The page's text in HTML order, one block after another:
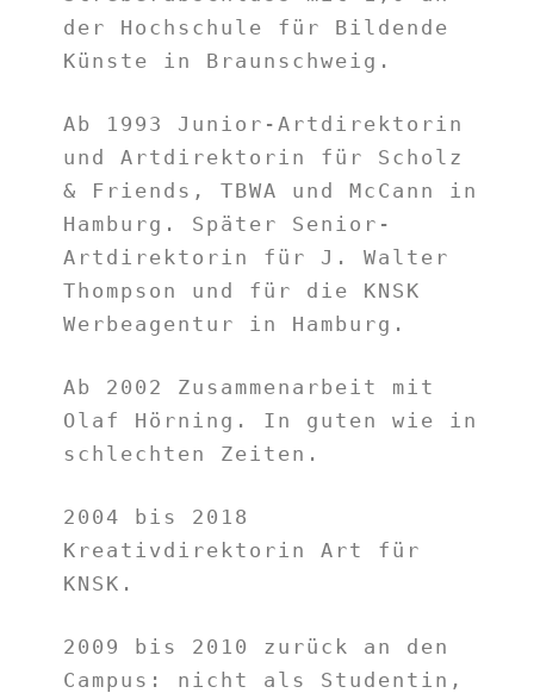
der Hochschule für Bildende
Künste in Braunschweig.
Ab 1993 Junior-Artdirektorin
und Artdirektorin für Scholz
& Friends, TBWA und McCann in
Hamburg. Später Senior-
Artdirektorin für J. Walter
Thompson und für die KNSK
Werbeagentur in Hamburg.
Ab 2002 Zusammenarbeit mit
Olaf Hörning. In guten wie in
schlechten Zeiten.
2004 bis 2018
Kreativdirektorin Art für
KNSK.
2009 bis 2010 zurück an den
Campus: nicht als Studentin,